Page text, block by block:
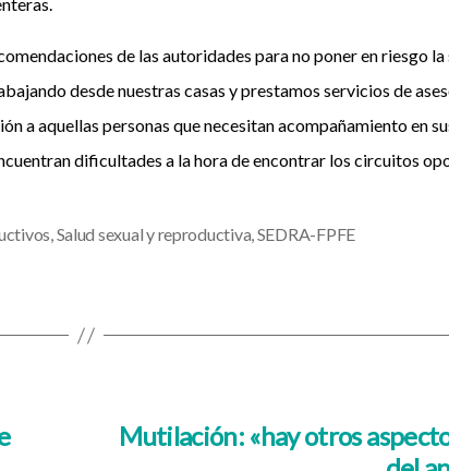
de las autoridades para no poner en riesgo la
desde nuestras casas y prestamos servicios de
a aquellas personas que necesitan acompañamiento en
dificultades a la hora de encontrar los circuitos
,Salud sexual y reproductiva,SEDRA-FPFE
Mutilación: «hay otros